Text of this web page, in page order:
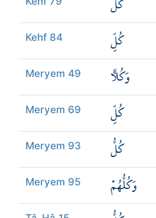
Kehf 84 كُلِّ
Meryem 49 وَكُلًّا
Meryem 69 كُلِّ
Meryem 93 كُلُّ
Meryem 95 وَكُلُّهُمْ